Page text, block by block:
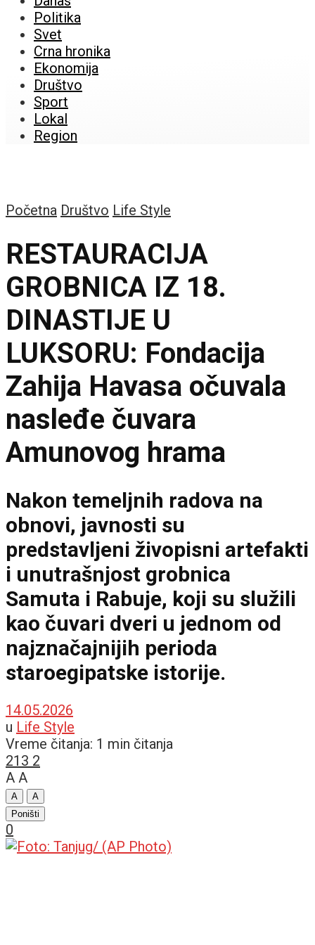
Politika
Svet
Crna hronika
Ekonomija
Društvo
Sport
Lokal
Region
Početna Društvo Life Style
RESTAURACIJA
GROBNICA IZ 18.
DINASTIJE U
LUKSORU: Fondacija
Zahija Havasa očuvala
nasleđe čuvara
Amunovog hrama
Nakon temeljnih radova na
obnovi, javnosti su
predstavljeni živopisni artefakti
i unutrašnjost grobnica
Samuta i Rabuje, koji su služili
kao čuvari dveri u jednom od
najznačajnijih perioda
staroegipatske istorije.
14.05.2026
u Life Style
Vreme čitanja: 1 min čitanja
213 2
A A
A
A
Poništi
0